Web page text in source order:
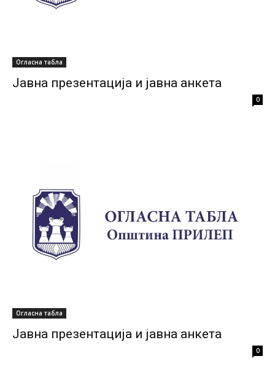
Огласна табла
Јавна презентација и јавна анкета
0
Огласна табла
Јавна презентација и јавна анкета
0